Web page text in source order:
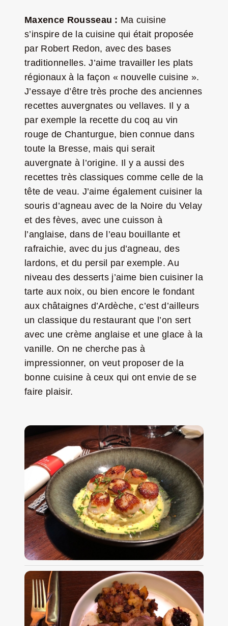
Maxence Rousseau : Ma cuisine
s’inspire de la cuisine qui était proposée
par Robert Redon, avec des bases
traditionnelles. J’aime travailler les plats
régionaux à la façon « nouvelle cuisine ».
J’essaye d’être très proche des anciennes
recettes auvergnates ou vellaves. Il y a
par exemple la recette du coq au vin
rouge de Chanturgue, bien connue dans
toute la Bresse, mais qui serait
auvergnate à l’origine. Il y a aussi des
recettes très classiques comme celle de la
tête de veau. J’aime également cuisiner la
souris d’agneau avec de la Noire du Velay
et des fèves, avec une cuisson à
l’anglaise, dans de l’eau bouillante et
rafraichie, avec du jus d’agneau, des
lardons, et du persil par exemple. Au
niveau des desserts j’aime bien cuisiner la
tarte aux noix, ou bien encore le fondant
aux châtaignes d’Ardèche, c’est d’ailleurs
un classique du restaurant que l’on sert
avec une crème anglaise et une glace à la
vanille. On ne cherche pas à
impressionner, on veut proposer de la
bonne cuisine à ceux qui ont envie de se
faire plaisir.